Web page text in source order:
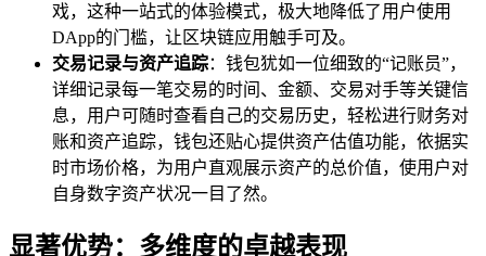
戏，这种一站式的体验模式，极大地降低了用户使用
DApp的门槛，让区块链应用触手可及。
交易记录与资产追踪：钱包犹如一位细致的“记账员”，
详细记录每一笔交易的时间、金额、交易对手等关键信
息，用户可随时查看自己的交易历史，轻松进行财务对
账和资产追踪，钱包还贴心提供资产估值功能，依据实
时市场价格，为用户直观展示资产的总价值，使用户对
自身数字资产状况一目了然。
显著优势：多维度的卓越表现